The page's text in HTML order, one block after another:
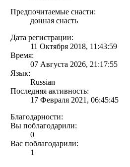
Предпочитаемые снасти:
донная снасть
Дата регистрации:
11 Октября 2018, 11:43:59
Время:
07 Августа 2026, 21:17:55
Язык:
Russian
Последняя активность:
17 Февраля 2021, 06:45:45
Благодарности:
Вы поблагодарили:
0
Вас поблагодарили:
1